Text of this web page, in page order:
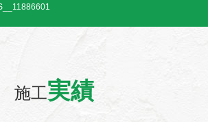
施工実績